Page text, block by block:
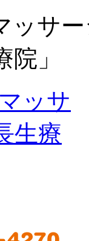
ッサ
」